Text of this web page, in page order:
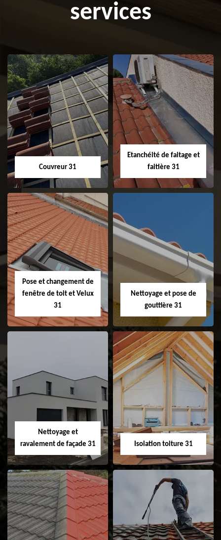
services
Couvreur 31
Couvreur 31
Etanchéité de faitage et
faitière 31
Etanchéité de
faitage et faitière
31
Pose et changement de
fenêtre de toit et Velux
31
Pose et
changement de
fenêtre de toit et
Velux 31
Nettoyage et pose de
gouttière 31
Nettoyage et pose
Nettoyage et
ravalement de façade 31
Nettoyage et
ravalement de
Isolation toiture 31
Isolation toiture 31